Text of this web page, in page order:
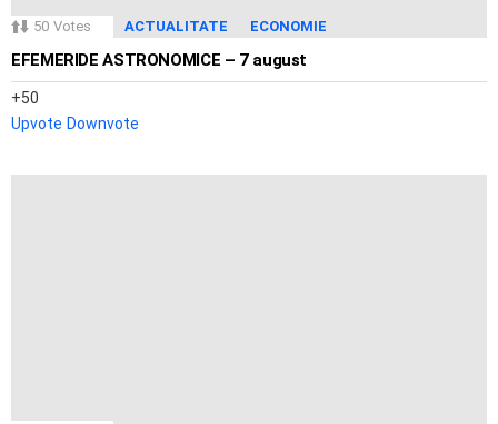
50 Votes ACTUALITATE ECONOMIE
EFEMERIDE ASTRONOMICE – 7 august
50
Upvote Downvote